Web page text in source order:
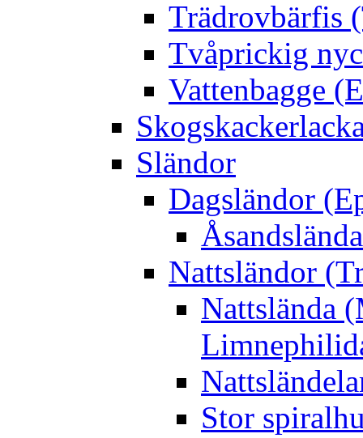
Trädrovbärfis
Tvåprickig
Vattenbagge
Sländor
Dagsländor
Nattsländor
Nattslända
Stor